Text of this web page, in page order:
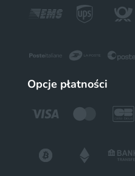
Opcje płatności